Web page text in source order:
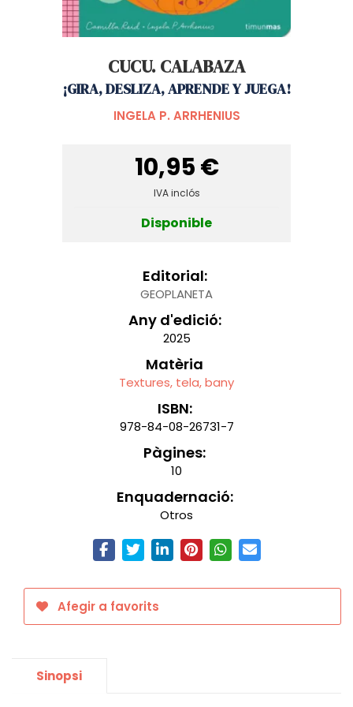
CUCU. CALABAZA
¡GIRA, DESLIZA, APRENDE Y JUEGA!
INGELA P. ARRHENIUS
10,95 €
IVA inclós
Disponible
Editorial:
GEOPLANETA
Any d'edició:
2025
Matèria
Textures, tela, bany
ISBN:
978-84-08-26731-7
Pàgines:
10
Enquadernació:
Otros
Afegir a favorits
Sinopsi